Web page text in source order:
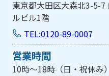
MAP
大阪市中央区内平
手前ビル103号
TEL:0120-89-
営業時間
10時～18時（日・